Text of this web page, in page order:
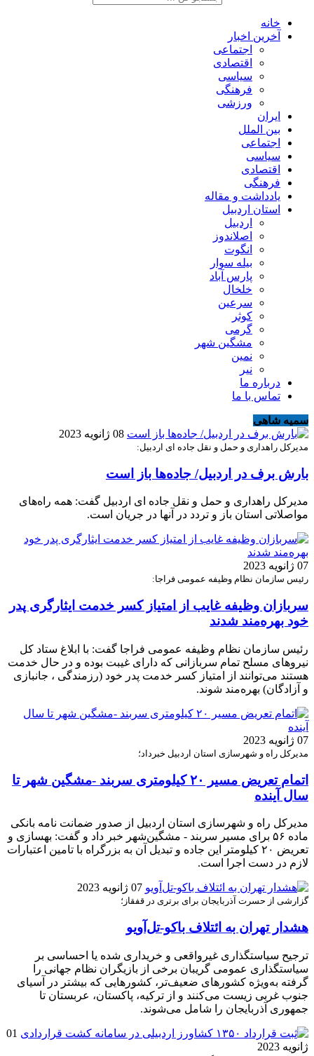
خانه
آخرین اخبار
اجتماعی
اقتصادی
سیاسی
فرهنگی
ورزشی
ایران
بین الملل
اجتماعی
سیاسی
اقتصادی
فرهنگی
یادداشت و مقاله
استان اردبیل
اردبیل
اصلاندوز
انگوت
بیله سوار
پارس آباد
خلخال
سرعین
کوثر
گرمی
مشگین شهر
نمین
نیر
درباره ما
تماس با ما
سمیه شاهی
08 ژانویه 2023
مدیرکل راهداری و حمل و نقل جاده ای اردبیل:
بارش برف در اردبیل/ جاده‌ها باز است
مدیرکل راهداری و حمل و نقل جاده ای اردبیل گفت: همه راه‌های
مواصلاتی استان باز و تردد در آنها در جریان است.
07 ژانویه 2023
رئیس سازمان نظام وظیفه عمومی فراجا:
سربازان وظیفه غایب از امتیاز کسر خدمت ایثارگری پدر
خود بهره‌مند شدند
رئیس سازمان نظام وظیفه عمومی فراجا گفت: با ابلاغ ستاد کل
نیروهای مسلح تمام سربازانی که دارای غیبت بوده و در حال خدمت
هستند می‌توانند از امتیاز کسر خدمت پدر خود (رزمندگی ، جانبازی
و آزادگان) بهره‌مند شوند.
07 ژانویه 2023
مدیرکل راه و شهرسازی استان اردبیل خبرداد؛
اتمام تعریض مسیر ۲۰ کیلومتری سربند -مشگین شهر تا
سال آینده
مدیرکل راه و شهرسازی استان اردبیل از صدور ضمانت نامه بانکی
ماده ۵۶ برای مسیر سربند - مشگین‌شهر خبر داد و گفت: بهسازی و
تعریض ۲۰ کیلومتر این جاده و تبدیل آن به بزرگراه با تامین اعتبارات
لازم در دست اجرا است.
07 ژانویه 2023
گزارشی از حسرت آذربایجان برای برتری در قفقاز؛
هشدار تهران به ائتلاف باکو‌-تل‌آویو
ترجیح سیاستگذاری غیرواقعی و خریداری شده یا احساسی بر
سیاستگذاری عمومی گریبان برخی از بازیگران نظام جهانی را
گرفته به‌ویژه کشورهای ضعیف‌تر، کشورهایی که بیشتر در آسیای
جنوب غربی زیست می‌کنند و از ترکیه، پاکستان، عربستان تا
جمهوری آذربایجان را شامل می‌شوند.
01
ژانویه 2023